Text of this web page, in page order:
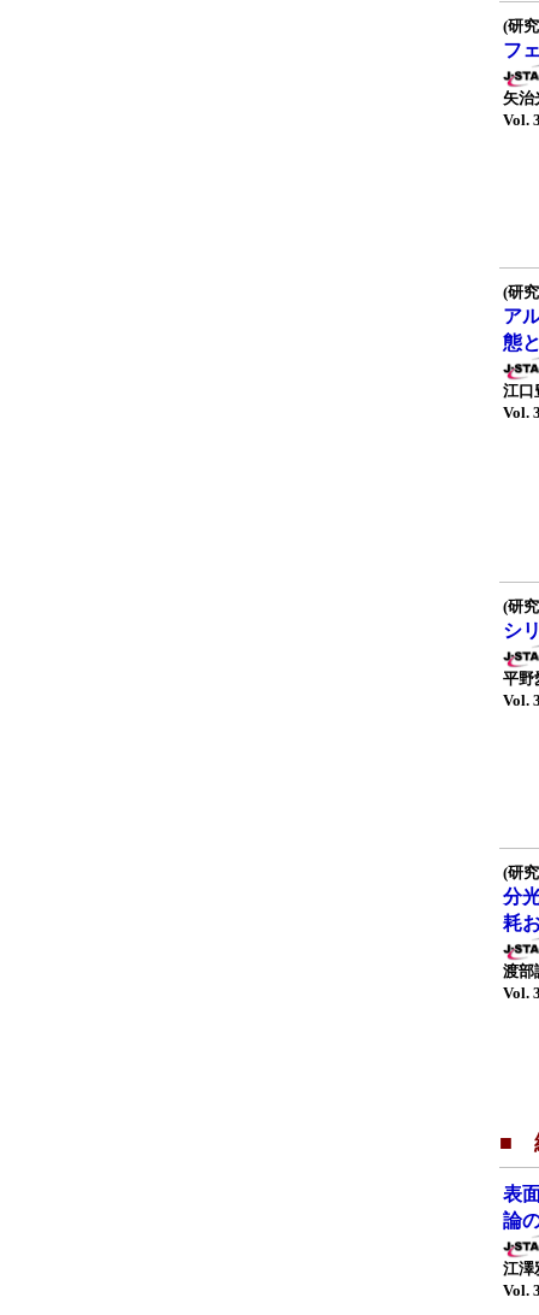
(研
フ
矢治
Vol.
(研
ア
態
江口
Vol.
(研
シ
平野
Vol.
(研
分
耗
渡部
Vol.
■
表
論
江澤
Vol.